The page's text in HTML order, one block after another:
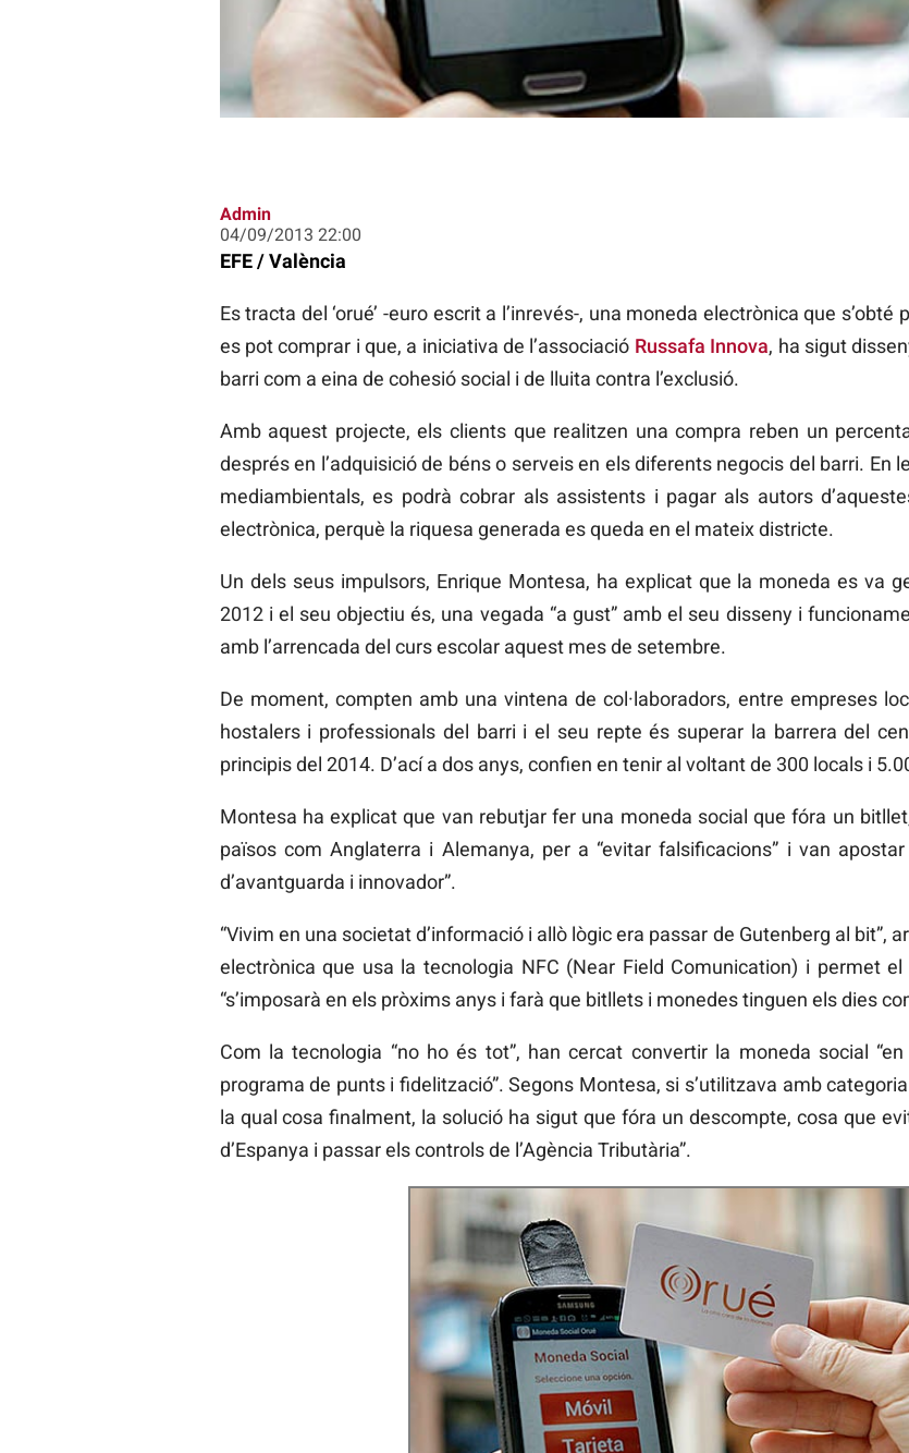
Admin
04/09/2013 22:00
EFE / València
Es tracta del ‘orué’ -euro escrit a l’inrevés-, una moneda electrònica que
es pot comprar i que, a iniciativa de l’associació Russafa Innova, ha sigut
barri com a eina de cohesió social i de lluita contra l’exclusió.
Amb aquest projecte, els clients que realitzen una compra reben un
després en l’adquisició de béns o serveis en els diferents negocis del barri. En
mediambientals, es podrà cobrar als assistents i pagar als autors
electrònica, perquè la riquesa generada es queda en el mateix districte.
Un dels seus impulsors, Enrique Montesa, ha explicat que la moneda es va
2012 i el seu objectiu és, una vegada “a gust” amb el seu disseny i
amb l’arrencada del curs escolar aquest mes de setembre.
De moment, compten amb una vintena de col·laboradors, entre empreses
hostalers i professionals del barri i el seu repte és superar la barrera del
principis del 2014. D’ací a dos anys, confien en tenir al voltant de 300 locals i
Montesa ha explicat que van rebutjar fer una moneda social que fóra un
països com Anglaterra i Alemanya, per a “evitar falsificacions” i van
d’avantguarda i innovador”.
“Vivim en una societat d’informació i allò lògic era passar de Gutenberg al bit”,
electrònica que usa la tecnologia NFC (Near Field Comunication) i permet
“s’imposarà en els pròxims anys i farà que bitllets i monedes tinguen els dies
Com la tecnologia “no ho és tot”, han cercat convertir la moneda social
programa de punts i fidelització”. Segons Montesa, si s’utilitzava amb categoria
la qual cosa finalment, la solució ha sigut que fóra un descompte, cosa que
d’Espanya i passar els controls de l’Agència Tributària”.